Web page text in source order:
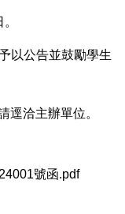
以公告並鼓勵學生
逕洽主辦單位。
號函.pdf